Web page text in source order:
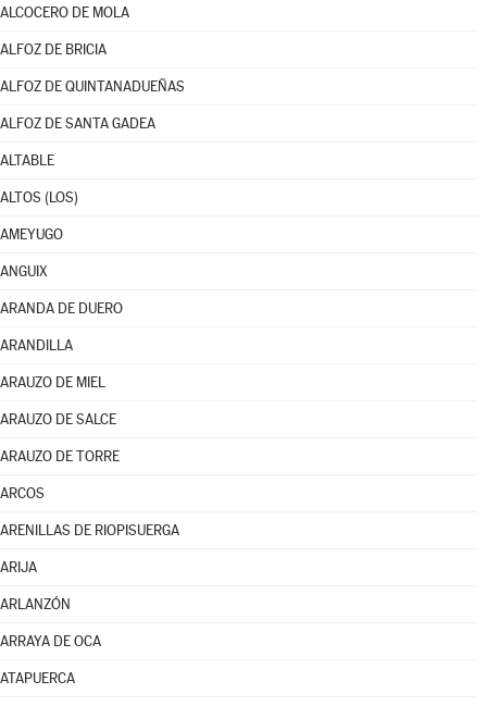
ALCOCERO DE MOLA
ALFOZ DE BRICIA
ALFOZ DE QUINTANADUEÑAS
ALFOZ DE SANTA GADEA
ALTABLE
ALTOS (LOS)
AMEYUGO
ANGUIX
ARANDA DE DUERO
ARANDILLA
ARAUZO DE MIEL
ARAUZO DE SALCE
ARAUZO DE TORRE
ARCOS
ARENILLAS DE RIOPISUERGA
ARIJA
ARLANZÓN
ARRAYA DE OCA
ATAPUERCA